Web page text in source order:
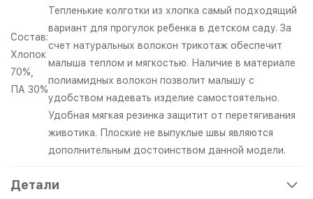
Состав:
Хлопок
70%,
ПА 30%
Тепленькие колготки из хлопка самый подходящий
вариант для прогулок ребенка в детском саду. За
счет натуральных волокон трикотаж обеспечит
малыша теплом и мягкостью. Наличие в материале
полиамидных волокон позволит малышу с
удобством надевать изделие самостоятельно.
Удобная мягкая резинка защитит от перетягивания
животика. Плоские не выпуклые швы являются
дополнительным достоинством данной модели.
Детали